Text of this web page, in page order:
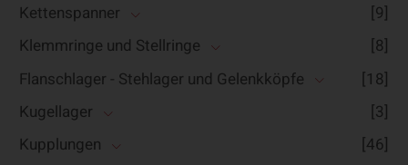
Kettenspanner
[9]
Klemmringe und Stellringe
[8]
Flanschlager - Stehlager und Gelenkköpfe
[18]
Kugellager
[3]
Kupplungen
[46]